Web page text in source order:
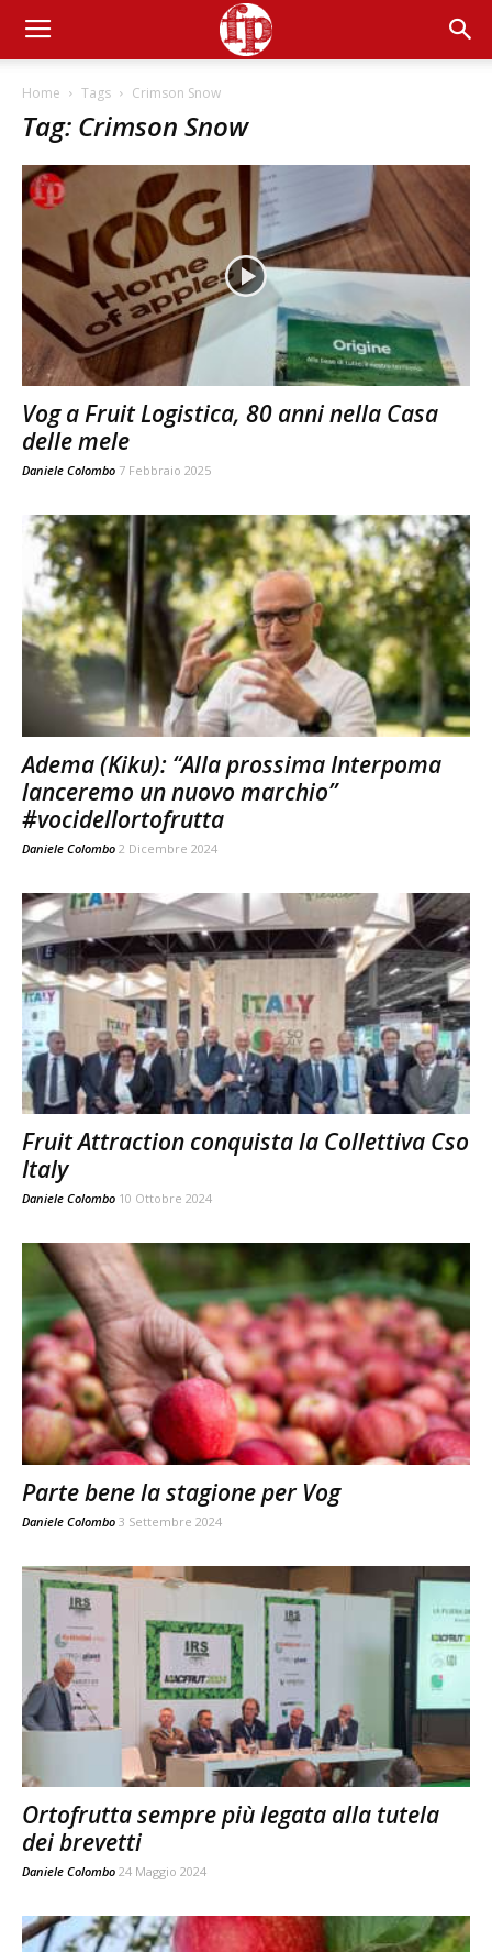
Home Tags Crimson Snow
Tag: Crimson Snow
Vog a Fruit Logistica, 80 anni nella Casa
delle mele
Daniele Colombo 7 Febbraio 2025
Adema (Kiku): “Alla prossima Interpoma
lanceremo un nuovo marchio”
#vocidellortofrutta
Daniele Colombo 2 Dicembre 2024
Fruit Attraction conquista la Collettiva Cso
Italy
Daniele Colombo 10 Ottobre 2024
Parte bene la stagione per Vog
Daniele Colombo 3 Settembre 2024
Ortofrutta sempre più legata alla tutela
dei brevetti
Daniele Colombo 24 Maggio 2024